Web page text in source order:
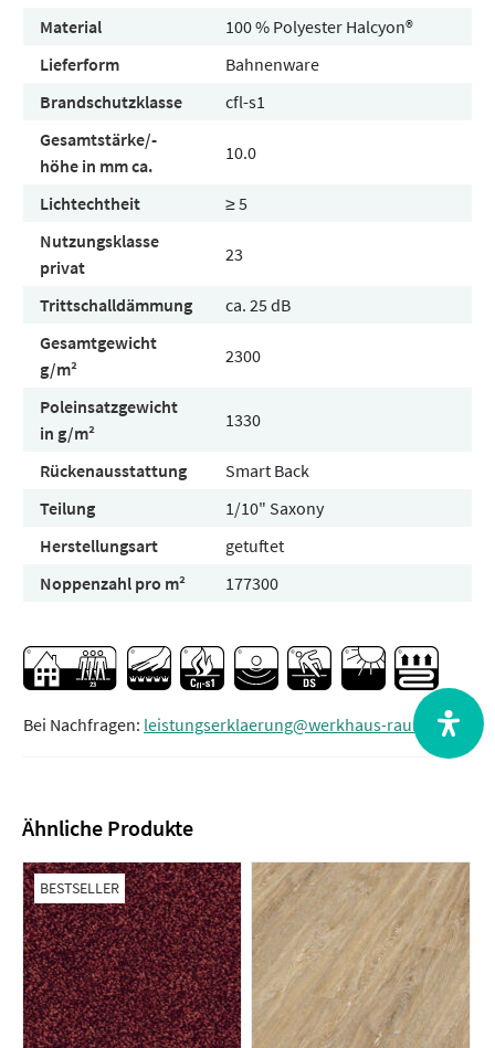
Material
100 % Polyester Halcyon®
Lieferform
Bahnenware
Brandschutzklasse
cfl-s1
Gesamtstärke/-
höhe in mm ca.
10.0
Lichtechtheit
≥ 5
Nutzungsklasse
privat
23
Trittschalldämmung
ca. 25 dB
Gesamtgewicht
g/m²
2300
Poleinsatzgewicht
in g/m²
1330
Rückenausstattung
Smart Back
Teilung
1/10" Saxony
Herstellungsart
getuftet
Noppenzahl pro m²
177300
Bei Nachfragen: leistungserklaerung@werkhaus-raum.de
Ähnliche Produkte
BESTSELLER